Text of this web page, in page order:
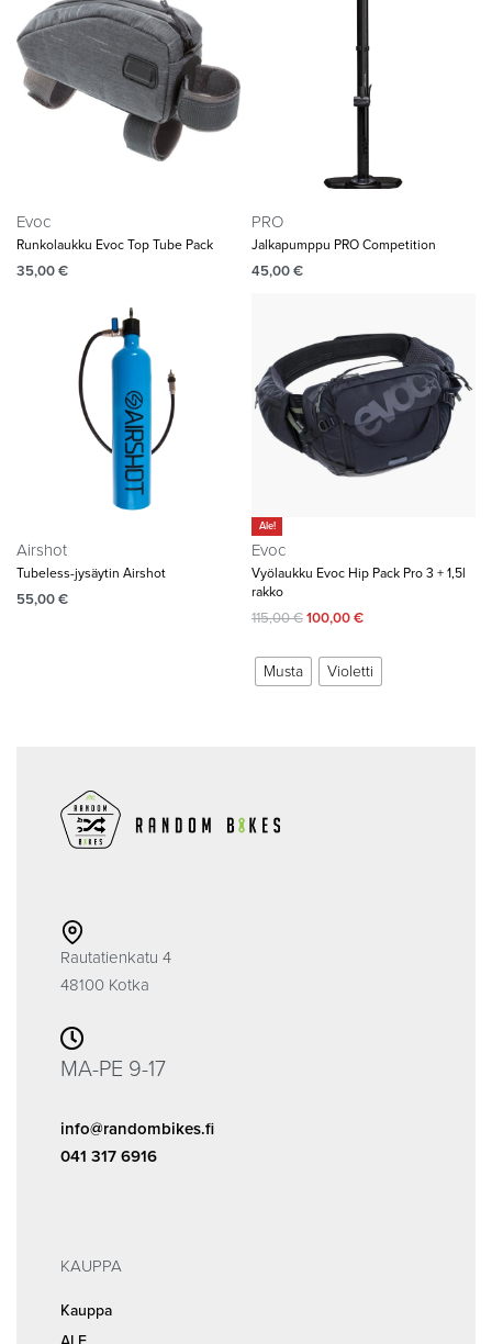
Evoc
Runkolaukku Evoc Top Tube Pack
35,00€
PRO
Jalkapumppu PRO Competition
45,00€
Airshot
Tubeless-jysäytin Airshot
55,00€
Ale!
Evoc
Vyölaukku Evoc Hip Pack Pro 3 + 1,5l
rakko
115,00€100,00€
Musta Violetti
Rautatienkatu 4
48100 Kotka
MA-PE 9-17
info@randombikes.fi
041 317 6916
KAUPPA
Kauppa